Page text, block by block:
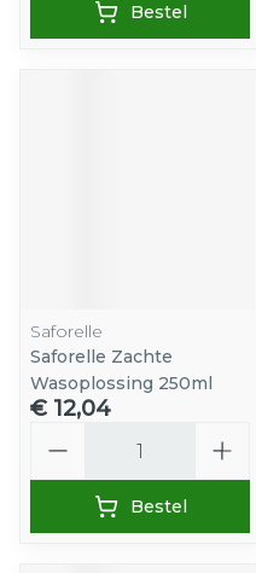
Bestel
Saforelle
Saforelle Zachte
Wasoplossing 250ml
€ 12,04
Bestel